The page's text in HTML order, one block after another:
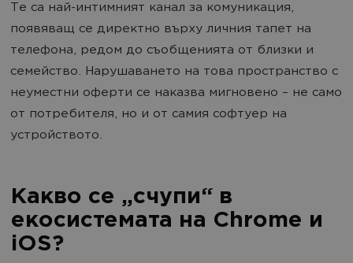
Те са най-интимният канал за комуникация,
появяващ се директно върху личния тапет на
телефона, редом до съобщенията от близки и
семейство. Нарушаването на това пространство с
неуместни оферти се наказва мигновено – не само
от потребителя, но и от самия софтуер на
устройството.
Какво се „счупи“ в
екосистемата на Chrome и
iOS?